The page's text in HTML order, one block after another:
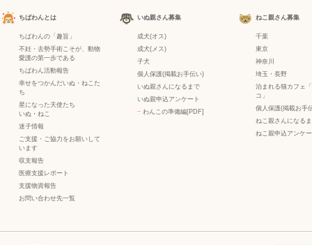
ちばわんとは
ちばわんの「趣旨」
不妊・去勢手術こそが、動物
愛護の第一歩である
ちばわん活動報告
幸せをつかんだいぬ・ねこた
ち
星になった天使たち
いぬ ・ ねこ
迷子情報
ご支援・ご協力をお願いして
います
収支報告
医療支援レポート
支援物資報告
お問い合わせ先一覧
いぬ親さん募集
成犬(オス)
成犬(メス)
子犬
個人保護(掲載お手伝い)
いぬ親さんになるまで
いぬ親申込アンケート
− わんこの準備編[PDF]
ねこ親さん募集
千葉
東京
神奈川
埼玉・長野
泊まれる猫カフェ
コ」
個人保護(掲載お手
ねこ親さんになる
ねこ親申込アンケ